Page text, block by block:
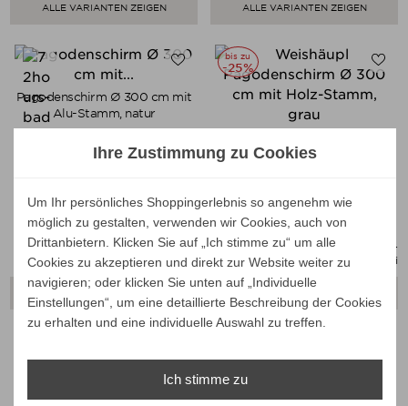
ALLE VARIANTEN ZEIGEN ALLE VARIANTEN ZEIGEN
Pagodenschirm Ø 300 cm mit
Alu-Stamm, natur
750,48 €
Ihr Spar-Preis
Preise inkl. ges. MwSt.
absolut versandkostenfrei
ALLE VARIANTEN ZEIGEN
bis zu
-25%
Holz-Stamm, grau
633,75 €
Ihr Spar-Preis
Preise inkl. ges. MwSt.
absolut versandkostenfrei
ALLE VARIANTEN ZEIGEN
Pagodenschirm Ø 300 cm mit
Holz-Stamm, weiss
Weishäupl Pagodenschirm Ø
240 cm mit Kurbel, Mixed
Ihre Zustimmung zu Cookies
Um Ihr persönliches Shoppingerlebnis so angenehm wie
möglich zu gestalten, verwenden wir Cookies, auch von
Drittanbietern. Klicken Sie auf „Ich stimme zu“ um alle
Cookies zu akzeptieren und direkt zur Website weiter zu
navigieren; oder klicken Sie unten auf „Individuelle
Einstellungen“, um eine detaillierte Beschreibung der Cookies
zu erhalten und eine individuelle Auswahl zu treffen.
Ich stimme zu